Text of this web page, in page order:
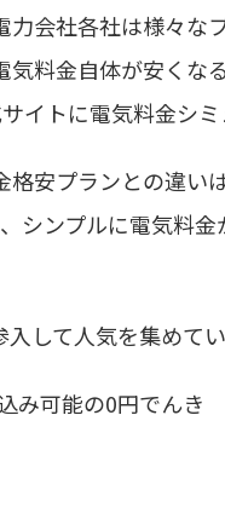
会社各社は様々な
料金自体が安く
イトに電気料金シ
安プランとの違い
シンプルに電気料
して人気を集めて
み可能の0円でんき